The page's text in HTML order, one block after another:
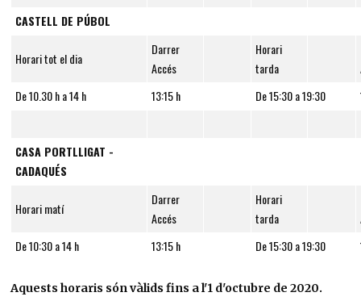
CASTELL DE PÚBOL
Horari tot el dia
Darrer
Accés
Horari
tarda
De 10.30 h a 14 h
13:15 h De 15:30 a 19:30
CASA PORTLLIGAT -
CADAQUÉS
Horari matí
Darrer
Accés
Horari
tarda
De 10:30 a 14 h
13:15 h De 15:30 a 19:30
Aquests horaris són vàlids fins a l'1 d'octubre de 2020.